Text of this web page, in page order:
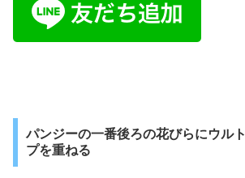
パンジーの一番後ろの花びらにウル
プを重ねる